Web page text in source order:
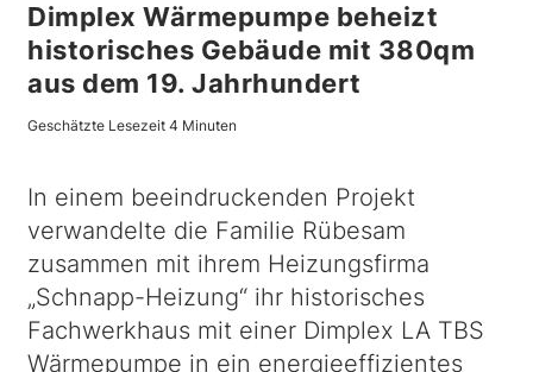
Dimplex Wärmepumpe beheizt
historisches Gebäude mit 380qm
aus dem 19. Jahrhundert
Geschätzte Lesezeit 4 Minuten
In einem beeindruckenden Projekt
verwandelte die Familie Rübesam
zusammen mit ihrem Heizungsfirma
„Schnapp-Heizung“ ihr historisches
Fachwerkhaus mit einer Dimplex LA TBS
Wärmepumpe in ein energieeffizientes